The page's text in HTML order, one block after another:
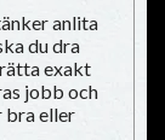
anlita
du dra
exakt
jobb och
bra eller